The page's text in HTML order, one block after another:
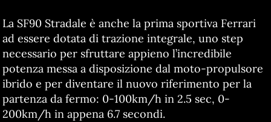
La SF90 Stradale è anche la prima sportiva Ferrari
ad essere dotata di trazione integrale, uno step
necessario per sfruttare appieno l’incredibile
potenza messa a disposizione dal moto-propulsore
ibrido e per diventare il nuovo riferimento per la
partenza da fermo: 0-100km/h in 2.5 sec, 0-
200km/h in appena 6.7 secondi.